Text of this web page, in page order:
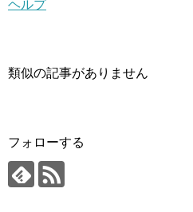
ヘルプ
類似の記事がありません
フォローする